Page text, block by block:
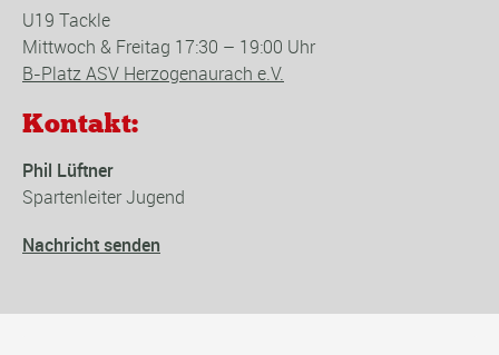
U19 Tackle
Mittwoch & Freitag 17:30 – 19:00 Uhr
B-Platz ASV Herzogenaurach e.V.
Kontakt:
Phil Lüftner
Spartenleiter Jugend
Nachricht senden